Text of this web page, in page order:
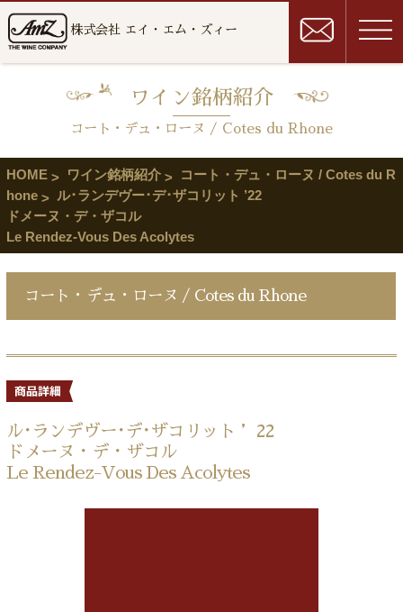
株式会社 エイ・エム・ズィー
ワイン銘柄紹介
コート・デュ・ローヌ / Cotes du Rhone
HOME ワイン銘柄紹介
コート・デュ・ローヌ / Cotes du R
hone
ル･ランデヴー･デ･ザコリット ’22
ドメーヌ・デ・ザコル
Le Rendez-Vous Des Acolytes
コート・デュ・ローヌ / Cotes du Rhone
ル･ランデヴー･デ･ザコリット ’22
ドメーヌ・デ・ザコル
Le Rendez-Vous Des Acolytes